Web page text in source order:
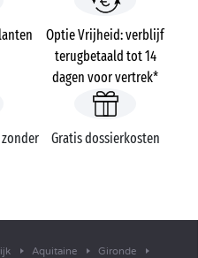
Optie Vrijheid: verblijf
terugbetaald tot 14
dagen voor vertrek*
Gratis dossierkosten
Aquitaine Gironde